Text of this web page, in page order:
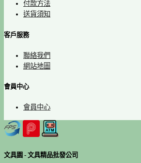
付款方法
送貨須知
客戶服務
聯絡我們
網站地圖
會員中心
會員中心
文具園 - 文具精品批發公司